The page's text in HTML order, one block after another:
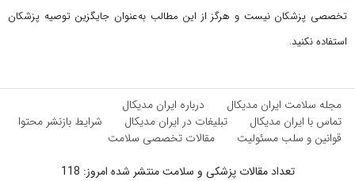
تخصصی پزشکان نیست و هرگز از این مطالب به‌عنوان جایگزین توصیه پزشکان
استفاده نکنید.
مجله سلامت ایران مدیکال
درباره ایران مدیکال
تماس با ایران مدیکال
تبلیغات در ایران مدیکال
شرایط بازنشر محتوا
قوانین و سلب مسئولیت
مقالات تخصصی سلامت
تعداد مقالات پزشکی و سلامت منتشر شده امروز: 118